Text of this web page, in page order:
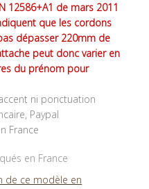
12586+A1 de mars 2011
que les cordons
dépasser 220mm de
peut donc varier en
du prénom pour
ni ponctuation
Paypal
France
en France
de ce modèle en